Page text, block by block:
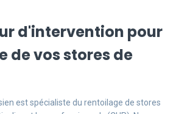
d'intervention pour
de vos stores de
est spécialiste du rentoilage de stores